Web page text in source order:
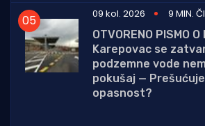
09 kol. 2026
9 MIN.
OTVORENO PISMO O
Karepovac se
podzemne vode
pokušaj —
opasnost?